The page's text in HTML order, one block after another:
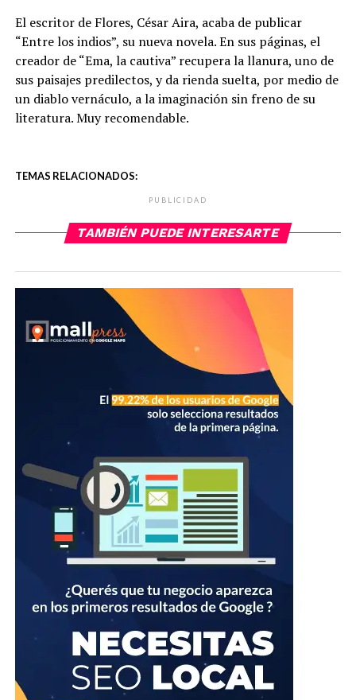
El escritor de Flores, César Aira, acaba de publicar
“Entre los indios”, su nueva novela. En sus páginas, el
creador de “Ema, la cautiva” recupera la llanura, uno de
sus paisajes predilectos, y da rienda suelta, por medio de
un diablo vernáculo, a la imaginación sin freno de su
literatura. Muy recomendable.
TEMAS RELACIONADOS:
PUBLICIDAD
TAMBIÉN PUEDE INTERESARTE